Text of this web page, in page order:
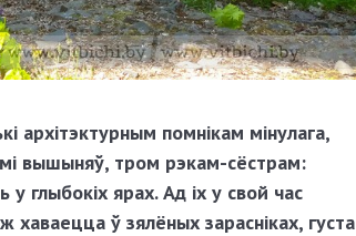
архітэктурным помнікам мінулага,
вышыняў, тром рэкам-сёстрам:
у глыбокіх ярах. Ад іх у свой час
хаваецца ў зялёных зарасніках, густа